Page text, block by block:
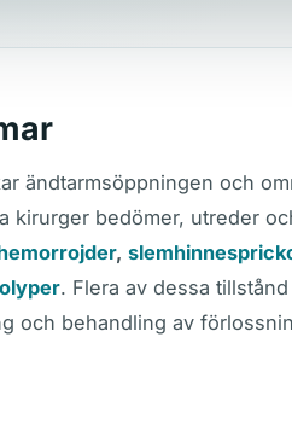
ändtarmsöppningen och
kirurger bedömer, utreder
,
. Flera av dessa
och behandling av